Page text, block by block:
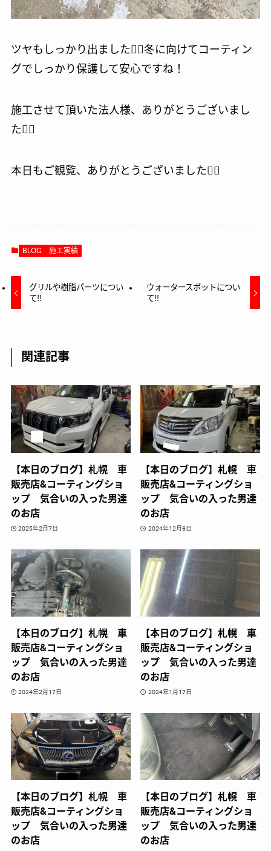
ツヤもしっかり出ました🙆‍♂️冬に向けてコーティン
グでしっかり保護して安心ですね！
施工させて頂いた法人様、ありがとうございまし
た🙇‍♂️
本日もご観覧、ありがとうございました🙇‍♂️
BLOG 施工実績
グリルや樹脂パーツについ
て‼️
ウォータースポットについ
て‼️
関連記事
【本日のブログ】札幌 車
販売店&コーティングショ
ップ 気合いの入った男達
のお店
2025年2月7日
【本日のブログ】札幌 車
販売店&コーティングショ
ップ 気合いの入った男達
のお店
2024年12月6日
【本日のブログ】札幌 車
販売店&コーティングショ
ップ 気合いの入った男達
のお店
2024年2月17日
【本日のブログ】札幌 車
販売店&コーティングショ
ップ 気合いの入った男達
のお店
2024年1月17日
【本日のブログ】札幌 車
販売店&コーティングショ
ップ 気合いの入った男達
のお店
【本日のブログ】札幌 車
販売店&コーティングショ
ップ 気合いの入った男達
のお店